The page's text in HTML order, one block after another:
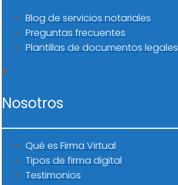
Blog de servicios notariales
Preguntas frecuentes
Plantillas de documentos legales
Nosotros
Qué es Firma Virtual
Tipos de firma digital
Testimonios